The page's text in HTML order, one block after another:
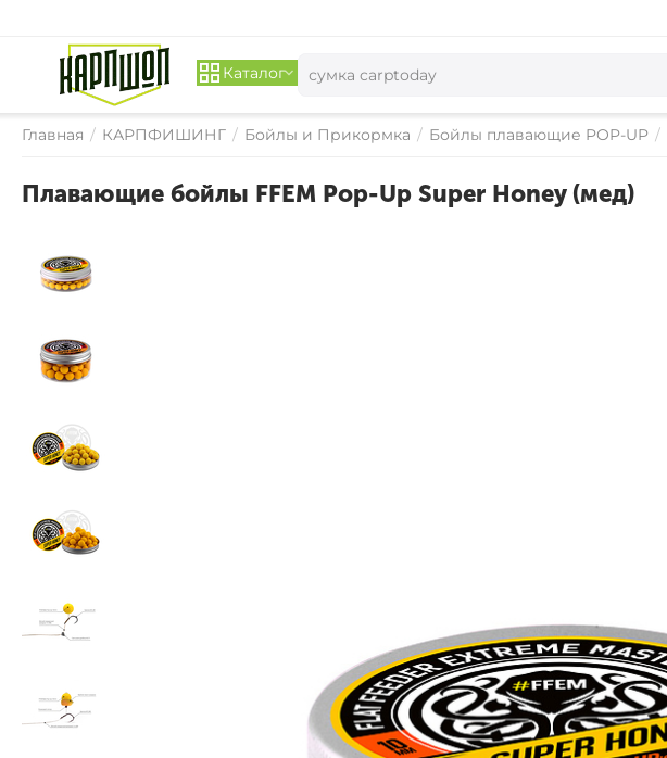
Каталог
Главная / КАРПФИШИНГ / Бойлы и Прикормка / Бойлы плавающие POP-UP /
Плавающие бойлы FFEM Pop-Up Super Honey (мед)